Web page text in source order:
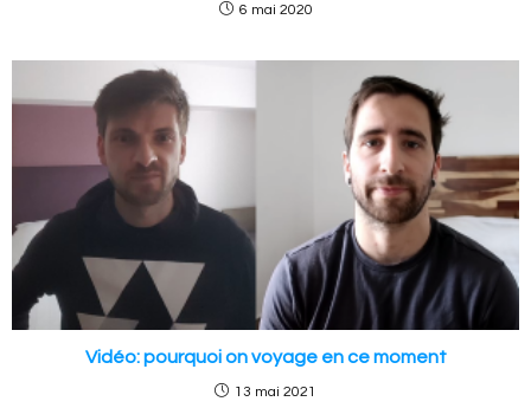
6 mai 2020
Vidéo: pourquoi on voyage en ce moment
13 mai 2021